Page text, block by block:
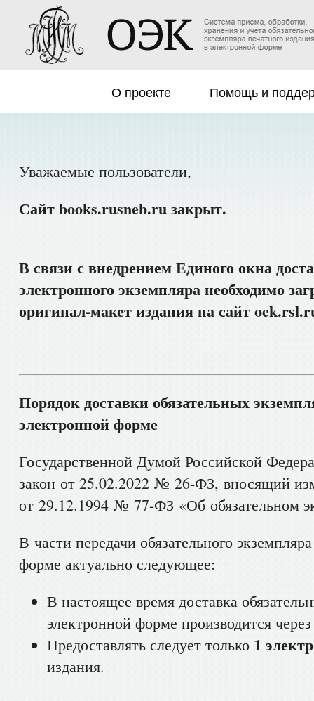
О проекте Помощь и
Уважаемые пользователи,
Сайт books.rusneb.ru закрыт.
В связи с внедрением Единого окна
электронного экземпляра необходимо
оригинал-макет издания на сайт
Порядок доставки обязательных
электронной форме
Государственной Думой Российской
закон от 25.02.2022 № 26-ФЗ, вносящий
от 29.12.1994 № 77-ФЗ «Об обязательном
В части передачи обязательного
форме актуально следующее:
В настоящее время доставка
электронной форме производится
Предоставлять следует только 1
издания.